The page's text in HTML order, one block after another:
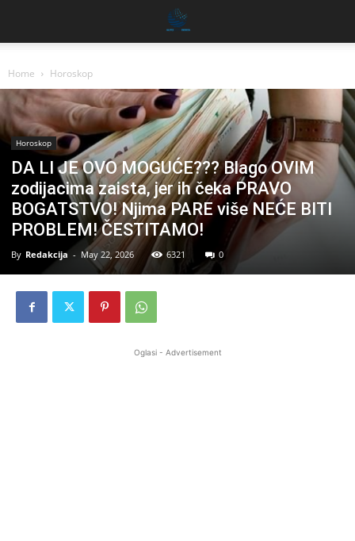
Home Horoskop
Horoskop
DA LI JE OVO MOGUĆE??? Blago OVIM
zodijacima zaista, jer ih čeka PRAVO
BOGATSTVO! Njima PARE više NEĆE BITI
PROBLEM! ČESTITAMO!
By Redakcija - May 22, 2026 6321 0
Oglasi - Advertisement